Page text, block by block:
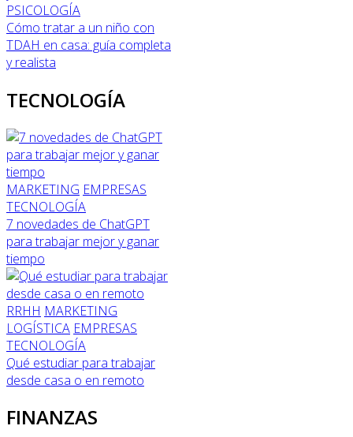
PSICOLOGÍA
Cómo tratar a un niño con
TDAH en casa: guía completa
y realista
TECNOLOGÍA
MARKETING EMPRESAS
TECNOLOGÍA
7 novedades de ChatGPT
para trabajar mejor y ganar
tiempo
RRHH MARKETING
LOGÍSTICA EMPRESAS
TECNOLOGÍA
Qué estudiar para trabajar
desde casa o en remoto
FINANZAS